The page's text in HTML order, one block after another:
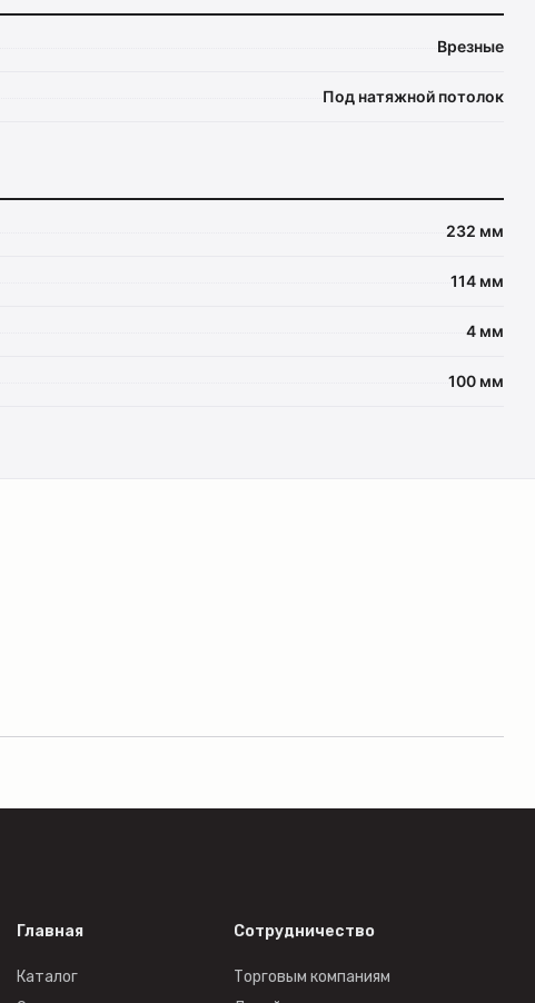
Врезные
Под натяжной потолок
232 мм
114 мм
4 мм
100 мм
Каталог
Главная Сотрудничество
Торговым компаниям